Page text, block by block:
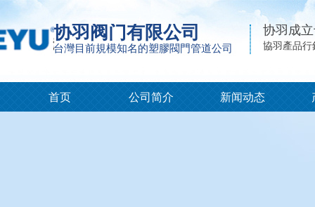
首页 公司简介 新闻动态
协羽阀门有限公司
台灣目前規模知名的塑膠閥門管道公司
协羽成
協羽產品行